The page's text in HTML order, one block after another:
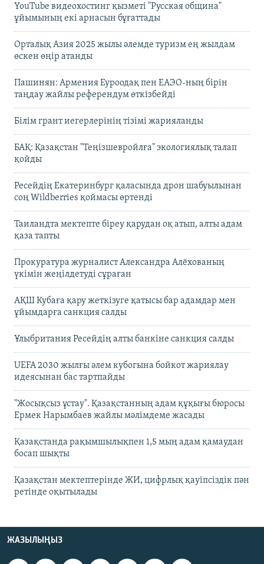
YouTube видеохостинг қызметі "Русская община"
ұйымының екі арнасын бұғаттады
Орталық Азия 2025 жылы әлемде туризм ең жылдам
өскен өңір атанды
Пашинян: Армения Еуроодақ пен ЕАЭО-ның бірін
таңдау жайлы референдум өткізбейді
Білім грант иегерлерінің тізімі жарияланды
БАҚ: Қазақстан "Теңізшевройлға" экологиялық талап
қойды
Ресейдің Екатеринбург қаласында дрон шабуылынан
соң Wildberries қоймасы өртенді
Таиландта мектепте біреу қарудан оқ атып, алты адам
қаза тапты
Прокуратура журналист Александра Алёхованың
үкімін жеңілдетуді сұраған
АҚШ Кубаға қару жеткізуге қатысы бар адамдар мен
ұйымдарға санкция салды
Ұлыбритания Ресейдің алты банкіне санкция салды
UEFA 2030 жылғы әлем кубогына бойкот жариялау
идеясынан бас тартпайды
"Жосықсыз ұстау". Қазақстанның адам құқығы бюросы
Ермек Нарымбаев жайлы мәлімдеме жасады
Қазақстанда рақымшылықпен 1,5 мың адам қамаудан
босап шықты
Қазақстан мектептерінде ЖИ, цифрлық қауіпсіздік пән
ретінде оқытылады
ЖАЗЫЛЫҢЫЗ